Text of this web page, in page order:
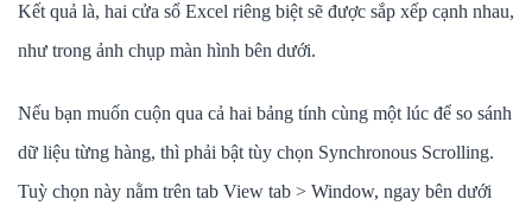
Kết quả là, hai cửa sổ Excel riêng biệt sẽ được sắp xếp cạnh nhau,
như trong ảnh chụp màn hình bên dưới.
Nếu bạn muốn cuộn qua cả hai bảng tính cùng một lúc để so sánh
dữ liệu từng hàng, thì phải bật tùy chọn Synchronous Scrolling.
Tuỳ chọn này nằm trên tab View tab > Window, ngay bên dưới